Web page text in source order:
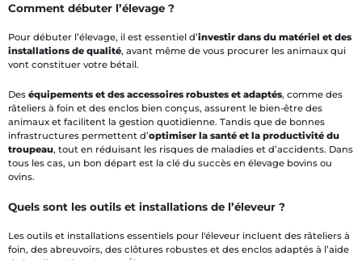
Comment débuter l’élevage ?
Pour débuter l’élevage, il est essentiel d’investir dans du matériel et des
installations de qualité, avant même de vous procurer les animaux qui
vont constituer votre bétail.
Des équipements et des accessoires robustes et adaptés, comme des
râteliers à foin et des enclos bien conçus, assurent le bien-être des
animaux et facilitent la gestion quotidienne. Tandis que de bonnes
infrastructures permettent d’optimiser la santé et la productivité du
troupeau, tout en réduisant les risques de maladies et d’accidents. Dans
tous les cas, un bon départ est la clé du succès en élevage bovins ou
ovins.
Quels sont les outils et installations de l’éleveur ?
Les outils et installations essentiels pour l'éleveur incluent des râteliers à
foin, des abreuvoirs, des clôtures robustes et des enclos adaptés à l’aide